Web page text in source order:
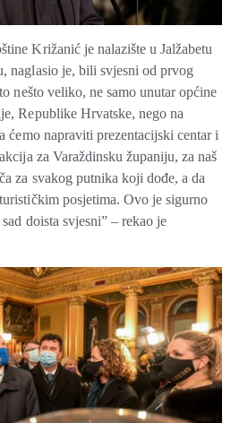
Križanić je nalazište u Jalžabetu
naglasio je, bili svjesni od prvog
nešto veliko, ne samo unutar općine
Republike Hrvatske, nego na
ćemo napraviti prezentacijski centar i
za Varaždinsku županiju, za naš
za svakog putnika koji dođe, a da
posjetima. Ovo je sigurno
doista svjesni” – rekao je